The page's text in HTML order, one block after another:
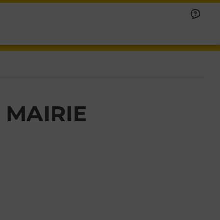
MAIRIE